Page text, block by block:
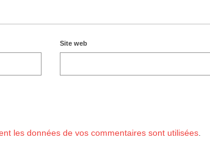
Site web
les données de vos commentaires sont utilisées